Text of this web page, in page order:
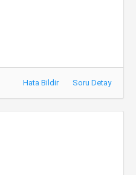
Hata Bildir Soru Detay